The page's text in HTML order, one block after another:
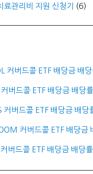
료관리비 지원 신청기
(6)
커버드콜 ETF 배당금 배
버드콜 ETF 배당금 배당률
버드콜 ETF 배당금 배당
커버드콜 ETF 배당금
버드콜 ETF 배당금 배당률